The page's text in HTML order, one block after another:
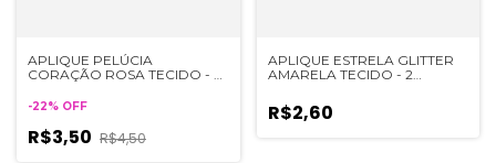
APLIQUE PELÚCIA
CORAÇÃO ROSA TECIDO - 2
-22% OFF
R$3,50 R$4,50
APLIQUE ESTRELA GLITTER
AMARELA TECIDO - 2
R$2,60